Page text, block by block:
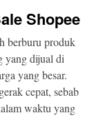
Shopee
berburu produk
yang dijual di
yang besar.
cepat, sebab
waktu yang